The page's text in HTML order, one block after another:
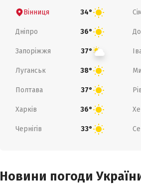
Вінниця 34°
Дніпро 36°
Запоріжжя 37°
Луганськ 38°
Полтава 37°
Харків 36°
Чернігів 33°
Новини погоди